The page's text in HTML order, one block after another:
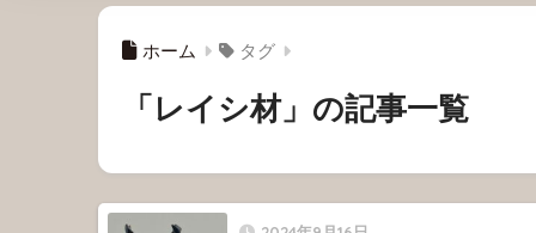
ホーム タグ
「レイシ材」の記事一覧